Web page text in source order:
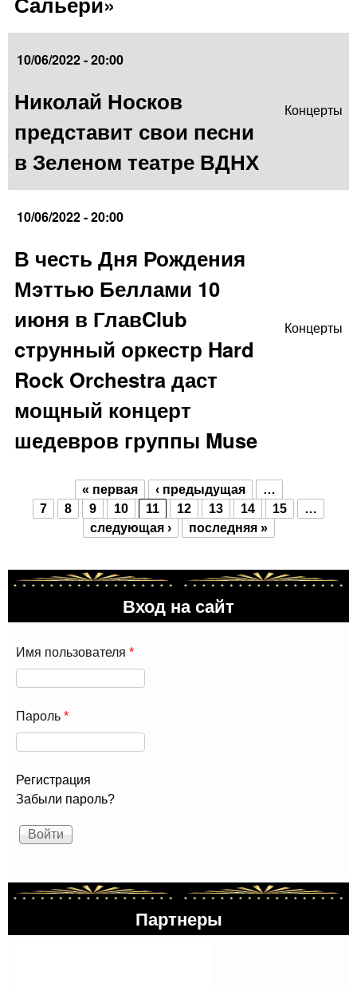
10/06/2022 - 20:00
Николай Носков
представит свои песни
в Зеленом театре ВДНХ
Концерты
10/06/2022 - 20:00
В честь Дня Рождения
Мэттью Беллами 10
июня в ГлавClub
cтрунный оркестр Hard
Rock Orchestra даст
мощный концерт
шедевров группы Muse
Концерты
Страницы
« первая ‹ предыдущая
…
7
8 9 10 11 12 13 14 15
…
следующая ›
последняя »
Вход на сайт
Имя пользователя *
Пароль *
Регистрация
Забыли пароль?
Партнеры